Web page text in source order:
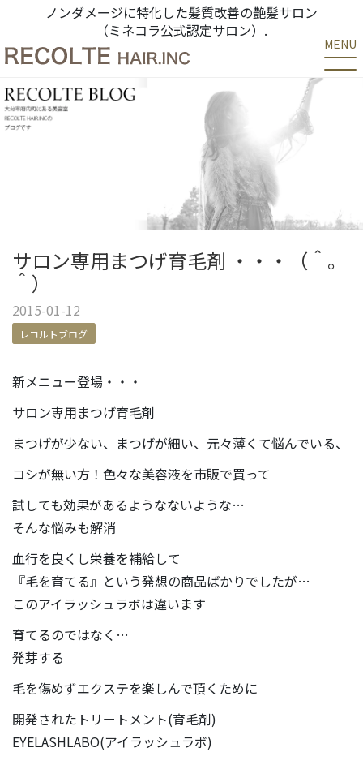
ノンダメージに特化した髪質改善の艶髪サロン
（ミネコラ公式認定サロン）.
MENU
サロン専用まつげ育毛剤 ・・・（＾。
＾）
2015-01-12
レコルトブログ
新メニュー登場・・・
サロン専用まつげ育毛剤
まつげが少ない、まつげが細い、元々薄くて悩んでいる、
コシが無い方！色々な美容液を市販で買って
試しても効果があるようなないような…
そんな悩みも解消
血行を良くし栄養を補給して
『毛を育てる』という発想の商品ばかりでしたが…
このアイラッシュラボは違います
育てるのではなく…
発芽する
毛を傷めずエクステを楽しんで頂くために
開発されたトリートメント(育毛剤)
EYELASHLABO(アイラッシュラボ)